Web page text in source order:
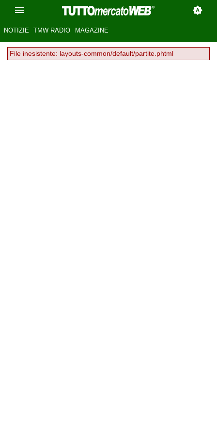
NOTIZIE TMW RADIO MAGAZINE
File inesistente: layouts-common/default/partite.phtml